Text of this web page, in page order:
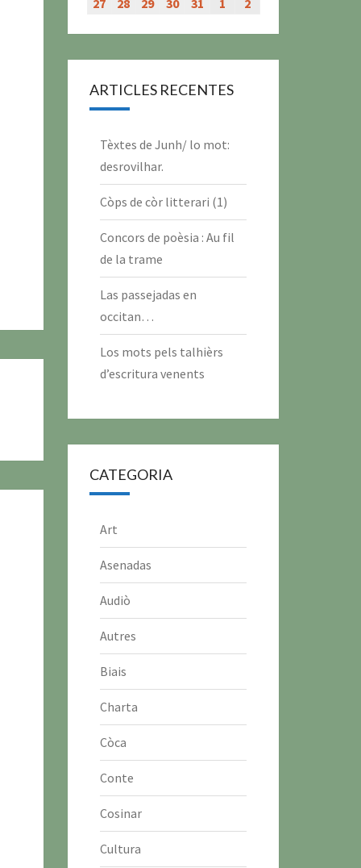
ARTICLES RECENTES
Tèxtes de Junh/ lo mot:
desrovilhar.
Còps de còr litterari (1)
Concors de poèsia : Au fil
de la trame
Las passejadas en
occitan…
Los mots pels talhièrs
d’escritura venents
CATEGORIA
Art
Asenadas
Audiò
Autres
Biais
Charta
Còca
Conte
Cosinar
Cultura